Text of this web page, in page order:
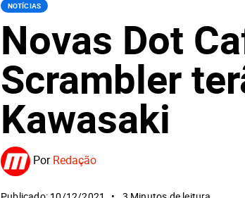
NOTÍCIAS
Novas Dot
Scrambler
Kawasaki
PorRedação